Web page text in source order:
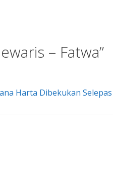
– Fatwa”
Harta Dibekukan